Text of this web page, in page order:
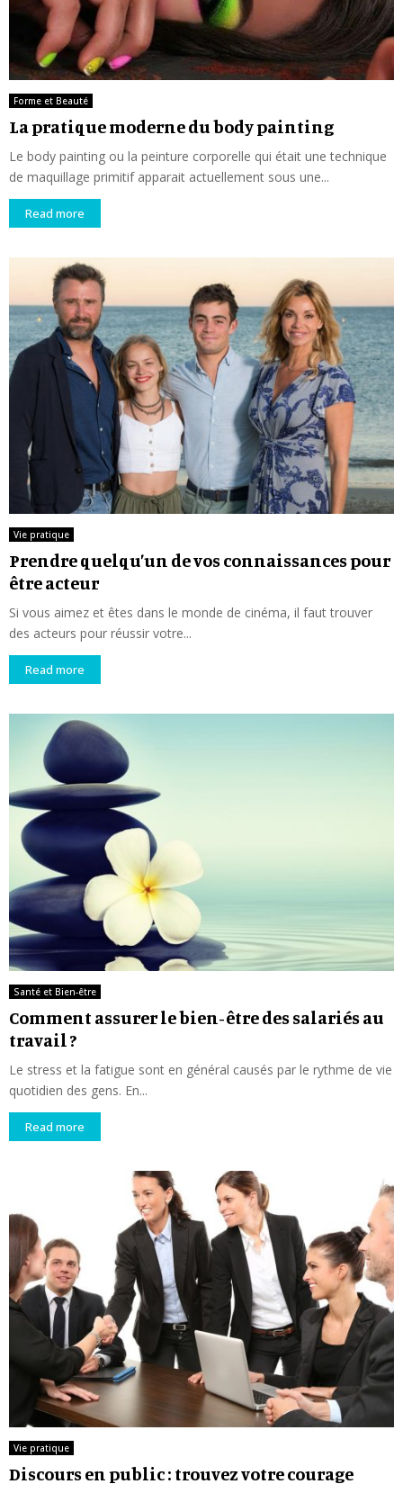
Forme et Beauté
La pratique moderne du body painting
Le body painting ou la peinture corporelle qui était une technique
de maquillage primitif apparait actuellement sous une...
Read more
Vie pratique
Prendre quelqu’un de vos connaissances pour
être acteur
Si vous aimez et êtes dans le monde de cinéma, il faut trouver
des acteurs pour réussir votre...
Read more
Santé et Bien-être
Comment assurer le bien-être des salariés au
travail ?
Le stress et la fatigue sont en général causés par le rythme de vie
quotidien des gens. En...
Read more
Vie pratique
Discours en public : trouvez votre courage